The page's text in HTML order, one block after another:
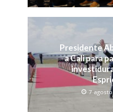
Presidente
a Cali para
7